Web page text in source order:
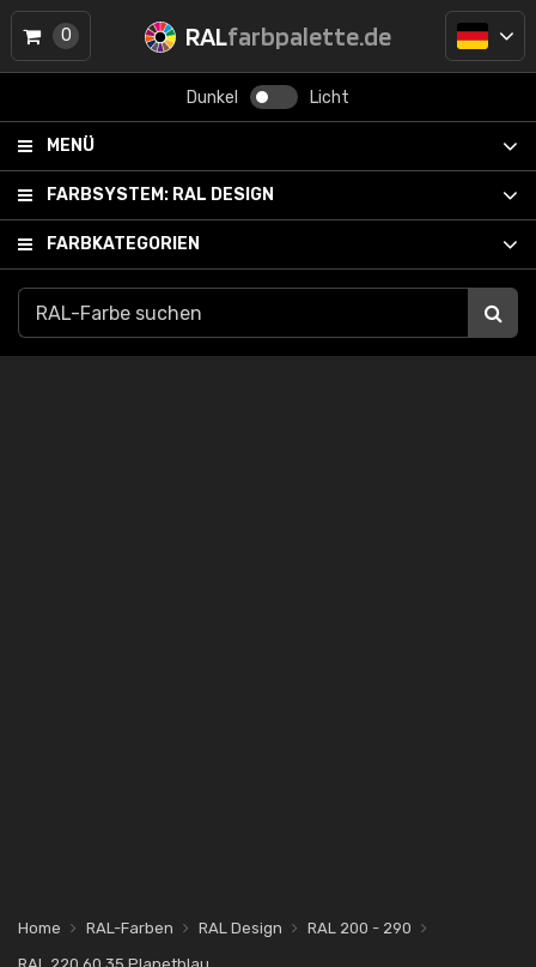
RALfarbpalette.de
Dunkel Licht
MENÜ
FARBSYSTEM: RAL DESIGN
FARBKATEGORIEN
0
Home RAL-Farben RAL Design
RAL 200 - 290